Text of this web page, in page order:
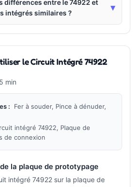
différences entre le 74922 et
intégrés similaires ?
▾
le Circuit Intégré 74922
min
:
Fer à souder, Pince à dénuder,
intégré 74922, Plaque de
de connexion
la plaque de prototypage
intégré 74922 sur la plaque de